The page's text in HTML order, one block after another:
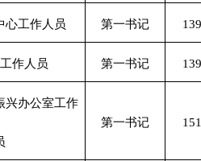
心工作人员 第一书记
作人员 第一书记
兴办公室工作
第一书记